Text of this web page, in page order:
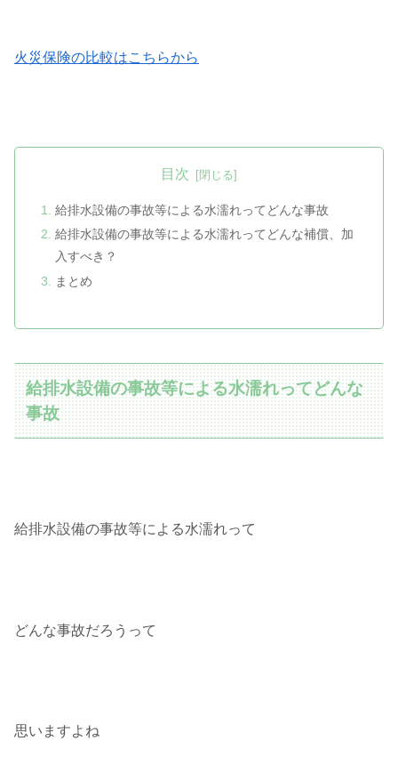
火災保険の比較はこちらから
目次
給排水設備の事故等による水濡れってどんな事故
給排水設備の事故等による水濡れってどんな補償、加
入すべき？
まとめ
給排水設備の事故等による水濡れってどんな
事故
給排水設備の事故等による水濡れって
どんな事故だろうって
思いますよね